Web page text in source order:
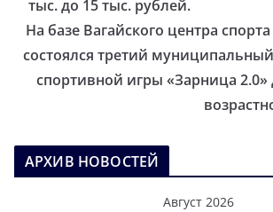
тыс. до 15 тыс. рублей.
На базе Вагайского центра
состоялся третий
спортивной игры «Зарница
АРХИВ НОВОСТЕЙ
Август 2026